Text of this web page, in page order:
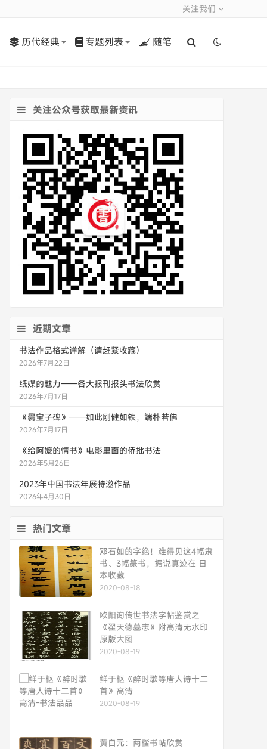
关注我们
历代经典 专题列表 随笔
关注公众号获取最新资讯
近期文章
书法作品格式详解（请赶紧收藏）
2026年7月22日
纸媒的魅力——各大报刊报头书法欣赏
2026年7月17日
《爨宝子碑》——如此刚健如铁，端朴若佛
2026年7月17日
《给阿嬷的情书》电影里面的侨批书法
2026年5月26日
2023年中国书法年展特邀作品
2026年4月30日
热门文章
邓石如的字绝！难得见这4幅隶
书、3幅篆书，据说真迹在 日
本收藏
2020-08-18
欧阳询传世书法字帖鉴赏之
《翟天德墓志》附高清无水印
原版大图
2020-08-19
鲜于枢《醉时歌等唐人诗十二
首》高清
2020-08-19
黄自元：两楷书帖欣赏